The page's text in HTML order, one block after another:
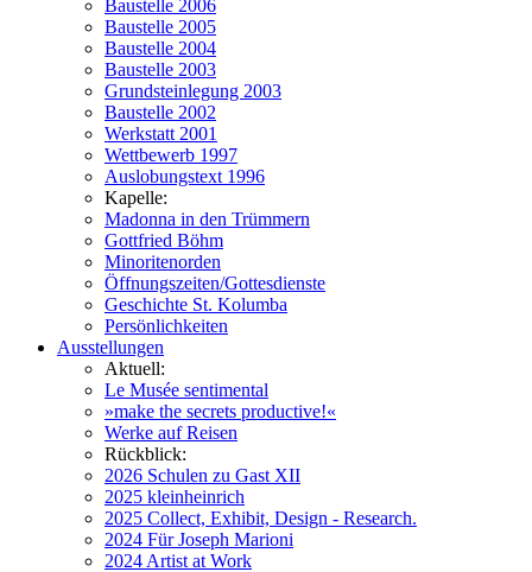
Baustelle 2006
Baustelle 2005
Baustelle 2004
Baustelle 2003
Grundsteinlegung 2003
Baustelle 2002
Werkstatt 2001
Wettbewerb 1997
Auslobungstext 1996
Kapelle:
Madonna in den Trümmern
Gottfried Böhm
Minoritenorden
Öffnungszeiten/Gottesdienste
Geschichte St. Kolumba
Persönlichkeiten
Ausstellungen
Aktuell:
Le Musée sentimental
»make the secrets productive!«
Werke auf Reisen
Rückblick:
2026 Schulen zu Gast XII
2025 kleinheinrich
2025 Collect, Exhibit, Design - Research.
2024 Für Joseph Marioni
2024 Artist at Work